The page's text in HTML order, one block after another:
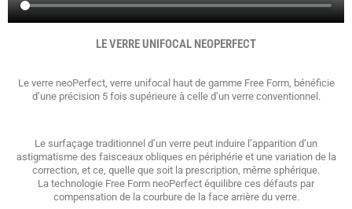
LE VERRE UNIFOCAL NEOPERFECT
Le verre neoPerfect, verre unifocal haut de gamme Free Form, bénéficie
d’une précision 5 fois supérieure à celle d’un verre conventionnel.
Le surfaçage traditionnel d’un verre peut induire l’apparition d’un
astigmatisme des faisceaux obliques en périphérie et une variation de la
correction, et ce, quelle que soit la prescription, même sphérique.
La technologie Free Form neoPerfect équilibre ces défauts par
compensation de la courbure de la face arrière du verre.